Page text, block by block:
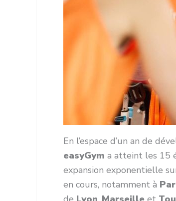
En l’espace d’un an de
easyGym a atteint les 15
expansion exponentielle
en cours, notamment à